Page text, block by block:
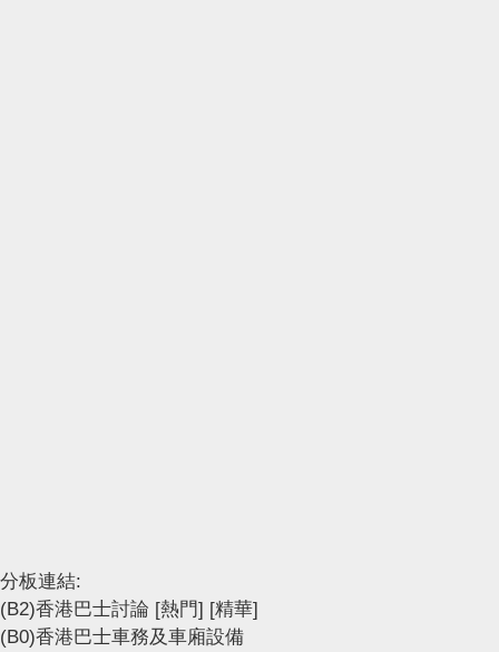
分板連結:
(B2)香港巴士討論 [熱門] [精華]
(B0)香港巴士車務及車廂設備